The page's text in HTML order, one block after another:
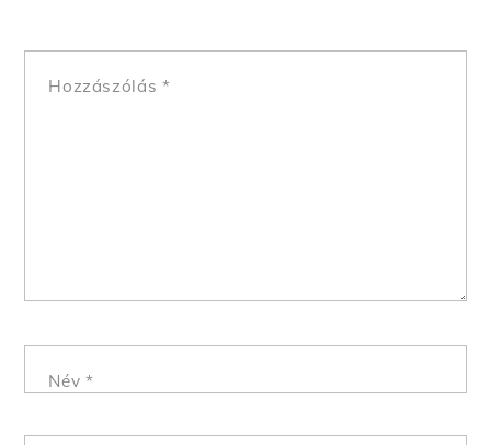
Hozzászólás *
Név *